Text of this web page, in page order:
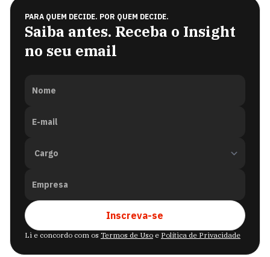
PARA QUEM DECIDE. POR QUEM DECIDE.
Saiba antes. Receba o Insight
no seu email
Nome
E-mail
Empresa
Inscreva-se
Li e concordo com os Termos de Uso e Política de Privacidade